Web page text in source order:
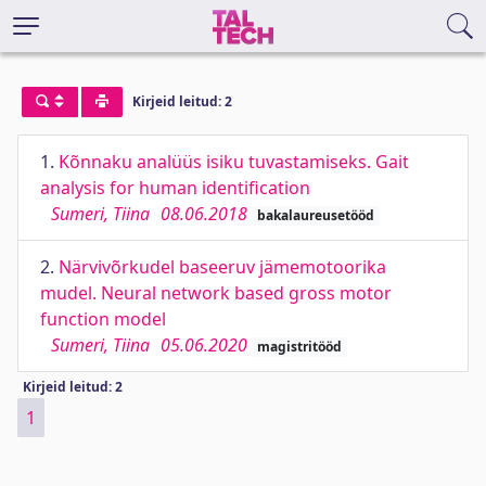
Kirjeid leitud: 2
1. Kõnnaku analüüs isiku tuvastamiseks. Gait
analysis for human identification
Sumeri, Tiina 08.06.2018 bakalaureusetööd
2. Närvivõrkudel baseeruv jämemotoorika
mudel. Neural network based gross motor
function model
Sumeri, Tiina 05.06.2020 magistritööd
Kirjeid leitud: 2
1